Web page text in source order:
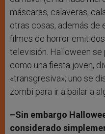
máscaras, calaveras,
otras cosas, además de
filmes de horror
televisión. Halloween
como una fiesta joven,
«transgresiva»; uno se
zombi para ir a bailar a
–Sin embargo
considerado